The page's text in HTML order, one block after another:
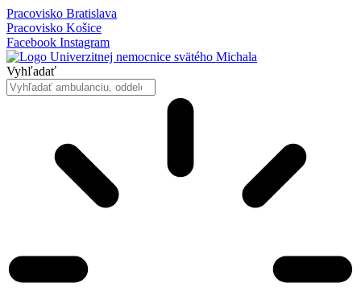
Preskočiť
na
obsah
Pracovisko Bratislava
Pracovisko Košice
Facebook Instagram
Vyhľadať